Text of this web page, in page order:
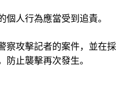
人行為應當受到追責。
察攻擊記者的案件，並在採
止襲擊再次發生。